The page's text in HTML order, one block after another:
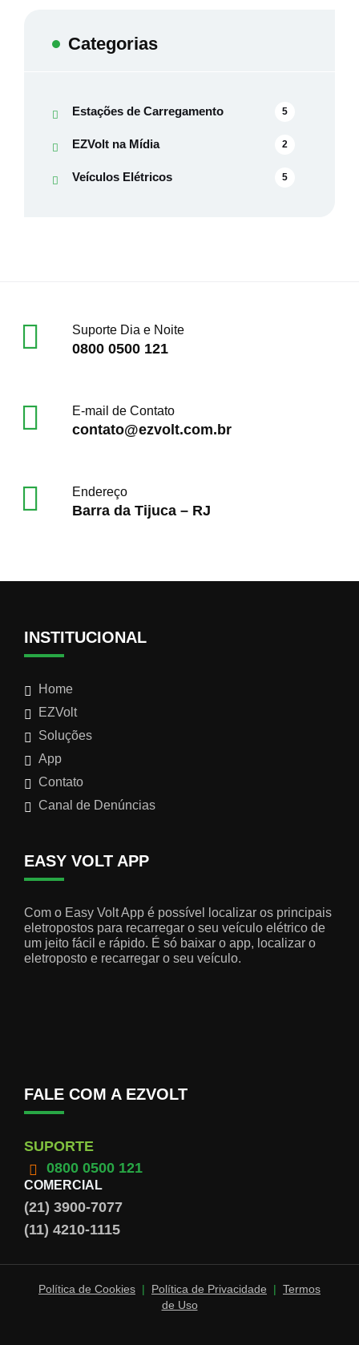
Categorias
Estações de Carregamento 5
EZVolt na Mídia 2
Veículos Elétricos 5
Suporte Dia e Noite
0800 0500 121
E-mail de Contato
contato@ezvolt.com.br
Endereço
Barra da Tijuca – RJ
INSTITUCIONAL
Home
EZVolt
Soluções
App
Contato
Canal de Denúncias
EASY VOLT APP
Com o Easy Volt App é possível localizar os principais
eletropostos para recarregar o seu veículo elétrico de
um jeito fácil e rápido. É só baixar o app, localizar o
eletroposto e recarregar o seu veículo.
FALE COM A EZVOLT
SUPORTE
0800 0500 121
COMERCIAL
(21) 3900-7077
(11) 4210-1115
Política de Cookies | Política de Privacidade | Termos
de Uso